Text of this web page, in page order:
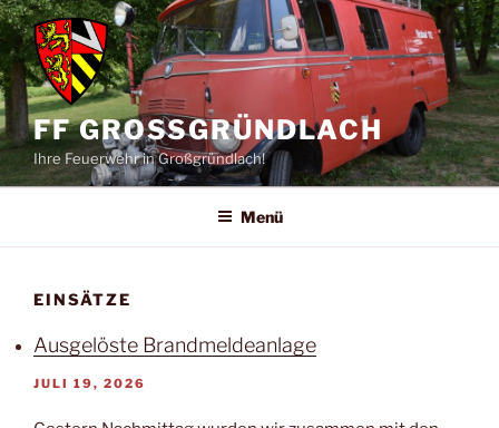
Zum
Inhalt
springen
FF GROSSGRÜNDLACH
Ihre Feuerwehr in Großgründlach!
Menü
EINSÄTZE
Ausgelöste Brandmeldeanlage
JULI 19, 2026